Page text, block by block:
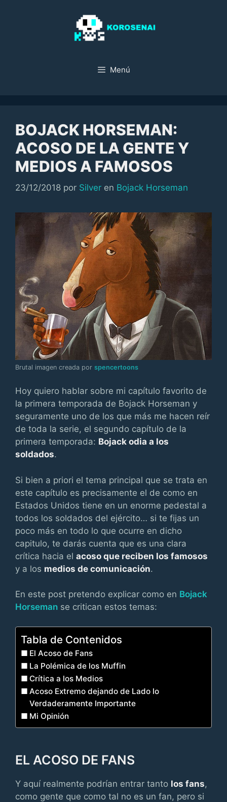
Menú
BOJACK HORSEMAN:
ACOSO DE LA GENTE Y
MEDIOS A FAMOSOS
23/12/2018 por Silver en Categorías
Bojack Horseman
Brutal imagen creada por spencertoons
Hoy quiero hablar sobre mi capítulo favorito de
la primera temporada de Bojack Horseman y
seguramente uno de los que más me hacen reír
de toda la serie, el segundo capítulo de la
primera temporada: Bojack odia a los
soldados.
Si bien a priori el tema principal que se trata en
este capítulo es precisamente el de como en
Estados Unidos tiene en un enorme pedestal a
todos los soldados del ejército… si te fijas un
poco más en todo lo que ocurre en dicho
capitulo, te darás cuenta que es una clara
crítica hacia el acoso que reciben los famosos
y a los medios de comunicación.
En este post pretendo explicar como en Bojack
Horseman se critican estos temas:
Tabla de Contenidos
El Acoso de Fans
La Polémica de los Muffin
Crítica a los Medios
Acoso Extremo dejando de Lado lo
Verdaderamente Importante
Mi Opinión
EL ACOSO DE FANS
Y aquí realmente podrían entrar tanto los fans,
como gente que como tal no es un fan, pero si